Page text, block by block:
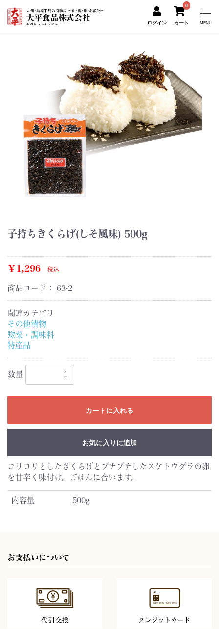
ログイン
0
カート MENU
子持ちきくらげ(しそ風味) 500g
￥1,296 税込
商品コード： 63-2
関連カテゴリ
その他漬物
惣菜・調味料
特産品
数量
カートに入れる
お気に入りに追加
コリコリとしたきくらげとプチプチしたスケトウダラの卵
を甘辛く味付け。ごはんに合います。
内容量 500g
お支払いについて